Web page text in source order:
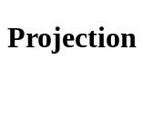
Projection